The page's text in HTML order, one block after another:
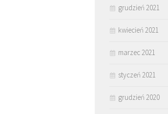
grudzień 2021
kwiecień 2021
marzec 2021
styczeń 2021
grudzień 2020